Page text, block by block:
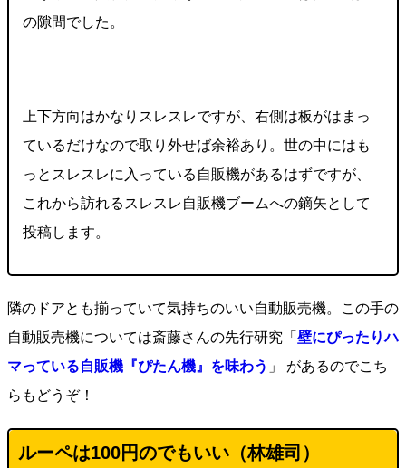
の隙間でした。
上下方向はかなりスレスレですが、右側は板がはまっ
ているだけなので取り外せば余裕あり。世の中にはも
っとスレスレに入っている自販機があるはずですが、
これから訪れるスレスレ自販機ブームへの鏑矢として
投稿します。
隣のドアとも揃っていて気持ちのいい自動販売機。この手の
自動販売機については斎藤さんの先行研究「 壁にぴったりハ
マっている自販機『ぴたん機』を味わう 」 があるのでこち
らもどうぞ！
ルーペは100円のでもいい（林雄司）